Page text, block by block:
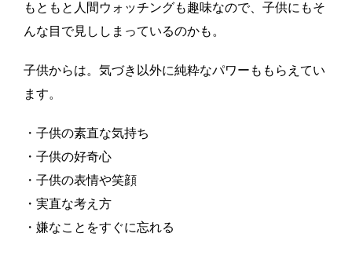
もともと人間ウォッチングも趣味なので、子供にもそ
んな目で見ししまっているのかも。
子供からは。気づき以外に純粋なパワーももらえてい
ます。
・子供の素直な気持ち
・子供の好奇心
・子供の表情や笑顔
・実直な考え方
・嫌なことをすぐに忘れる